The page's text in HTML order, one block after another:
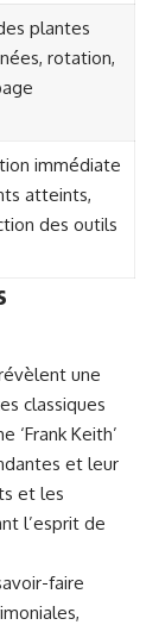
plantes
rotation,
immédiate
atteints,
des outils
une
classiques
‘Frank Keith’
et leur
et les
l’esprit de
faire